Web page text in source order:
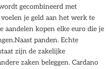
gecombineerd met
je geld aan het werk te
aandelen kopen elke euro die je
panden. Echte
zijn de zakelijke
zaken beleggen. Cardano